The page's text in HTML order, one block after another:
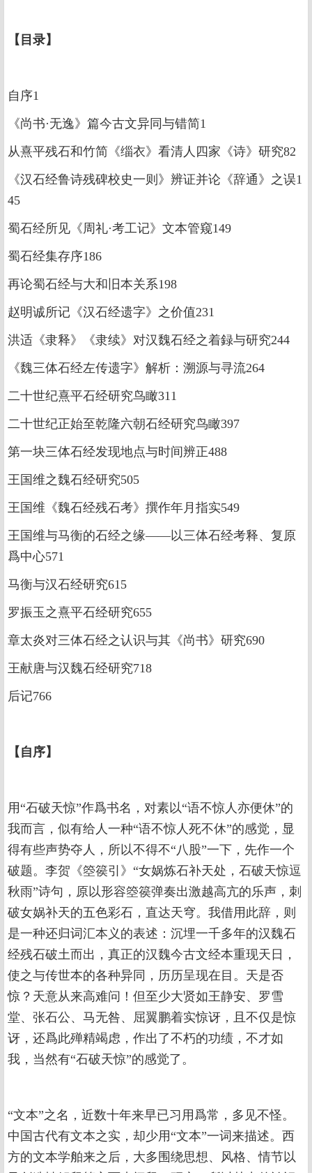
【 目录】
自序1
《尚书·无逸》篇今古文异同与错简1
从熹平残石和竹简《缁衣》看清人四家《诗》研究82
《汉石经鲁诗残碑校史一则》辨证并论《辞通》之误1
45
蜀石经所见《周礼·考工记》文本管窥149
蜀石经集存序186
再论蜀石经与大和旧本关系198
赵明诚所记《汉石经遗字》之价值231
洪适《隶释》《隶续》对汉魏石经之着録与研究244
《魏三体石经左传遗字》解析：溯源与寻流264
二十世纪熹平石经研究鸟瞰311
二十世纪正始至乾隆六朝石经研究鸟瞰397
第一块三体石经发现地点与时间辨正488
王国维之魏石经研究505
王国维《魏石经残石考》撰作年月指实549
王国维与马衡的石经之缘——以三体石经考释、复原
爲中心571
马衡与汉石经研究615
罗振玉之熹平石经研究655
章太炎对三体石经之认识与其《尚书》研究690
王献唐与汉魏石经研究718
后记766
【 自序】
用“石破天惊”作爲书名，对素以“语不惊人亦便休”的
我而言，似有给人一种“语不惊人死不休”的感觉，显
得有些声势夺人，所以不得不“八股”一下，先作一个
破题。李贺《箜篌引》“女娲炼石补天处，石破天惊逗
秋雨”诗句，原以形容箜篌弹奏出激越高亢的乐声，刺
破女娲补天的五色彩石，直达天穹。我借用此辞，则
是一种还归词汇本义的表述：沉埋一千多年的汉魏石
经残石破土而出，真正的汉魏今古文经本重现天日，
使之与传世本的各种异同，历历呈现在目。天是否
惊？天意从来高难问！但至少大贤如王静安、罗雪
堂、张石公、马无咎、屈翼鹏着实惊讶，且不仅是惊
讶，还爲此殚精竭虑，作出了不朽的功绩，不才如
我，当然有“石破天惊”的感觉了。
“文本”之名，近数十年来早已习用爲常，多见不怪。
中国古代有文本之实，却少用“文本”一词来描述。西
方的文本学舶来之后，大多围绕思想、风格、情节以